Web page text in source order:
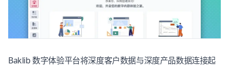
Baklib数字体验平台将深度客户数据与深度产品数据连接起